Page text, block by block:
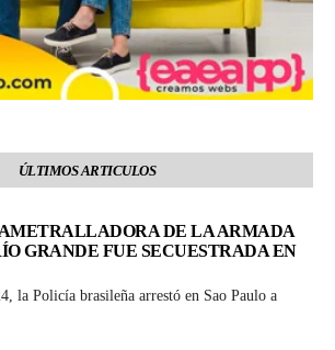
ÚLTIMOS ARTICULOS
AMETRALLADORA DE LA ARMADA
GRANDE FUE SECUESTRADA EN
la Policía brasileña arrestó en Sao Paulo a